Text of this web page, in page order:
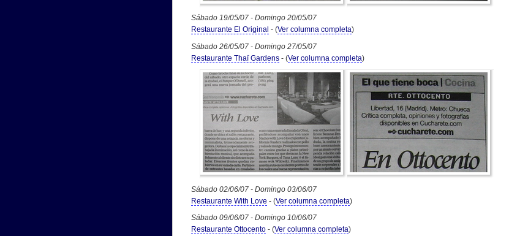
Sábado 19/05/07 - Domingo 20/05/07
Restaurante El Original - (Ver columna completa)
Sábado 26/05/07 - Domingo 27/05/07
Restaurante Thaï Gardens - (Ver columna completa)
Sábado 02/06/07 - Domingo 03/06/07
Restaurante With Love - (Ver columna completa)
Sábado 09/06/07 - Domingo 10/06/07
Restaurante Ottocento - (Ver columna completa)